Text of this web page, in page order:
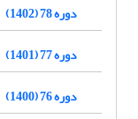
دوره 78 (1402)
دوره 77 (1401)
دوره 76 (1400)